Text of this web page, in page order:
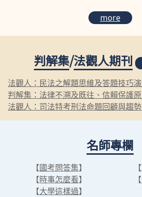
more
判解集/法觀人期刊
法觀人：民法之解題思維及答題技巧
判解集：法律不溯及既往、信賴保護
法觀人：司法特考刑法命題回顧與趨
名師專欄
【國考問答集】 【
【時事怎麼看】 【
【大學這樣過】